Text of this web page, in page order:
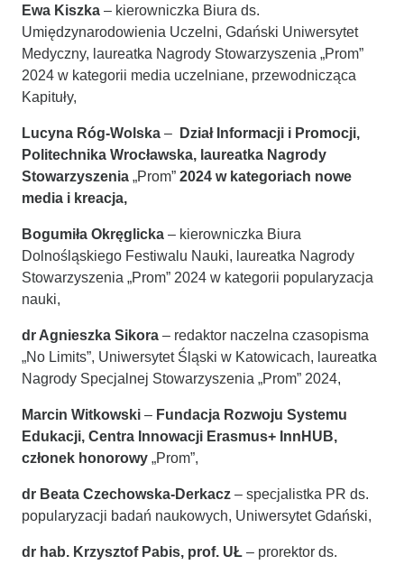
Ewa Kiszka – kierowniczka Biura ds.
Umiędzynarodowienia Uczelni, Gdański Uniwersytet
Medyczny, laureatka Nagrody Stowarzyszenia „Prom”
2024 w kategorii media uczelniane, przewodnicząca
Kapituły,
Lucyna Róg-Wolska –
Dział Informacji i Promocji,
Politechnika Wrocławska, laureatka Nagrody
Stowarzyszenia „Prom” 2024 w kategoriach nowe
media i kreacja,
Bogumiła Okręglicka – kierowniczka Biura
Dolnośląskiego Festiwalu Nauki, laureatka Nagrody
Stowarzyszenia „Prom” 2024 w kategorii popularyzacja
nauki,
dr Agnieszka Sikora – redaktor naczelna czasopisma
„No Limits”, Uniwersytet Śląski w Katowicach, laureatka
Nagrody Specjalnej Stowarzyszenia „Prom” 2024,
Marcin Witkowski – Fundacja Rozwoju Systemu
Edukacji, Centra Innowacji Erasmus+ InnHUB,
członek honorowy „Prom”,
dr Beata Czechowska-Derkacz – specjalistka PR ds.
popularyzacji badań naukowych, Uniwersytet Gdański,
dr hab. Krzysztof Pabis, prof. UŁ – prorektor ds.